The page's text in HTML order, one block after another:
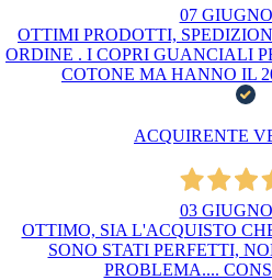
07
OTTIMI PRODOTTI,
ORDINE . I COPRI GUANCIALI
COTONE MA HANNO IL
ACQUIRENTE
03
OTTIMO, SIA L'ACQUISTO
SONO STATI PERFETTI,
PROBLEMA....